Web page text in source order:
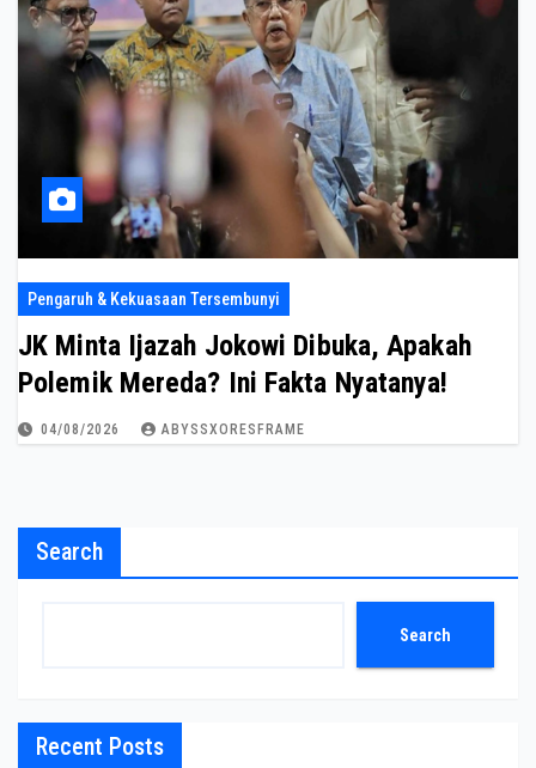
Pengaruh & Kekuasaan Tersembunyi
JK Minta Ijazah Jokowi Dibuka, Apakah
Polemik Mereda? Ini Fakta Nyatanya!
04/08/2026 ABYSSXORESFRAME
Search
Search
Recent Posts